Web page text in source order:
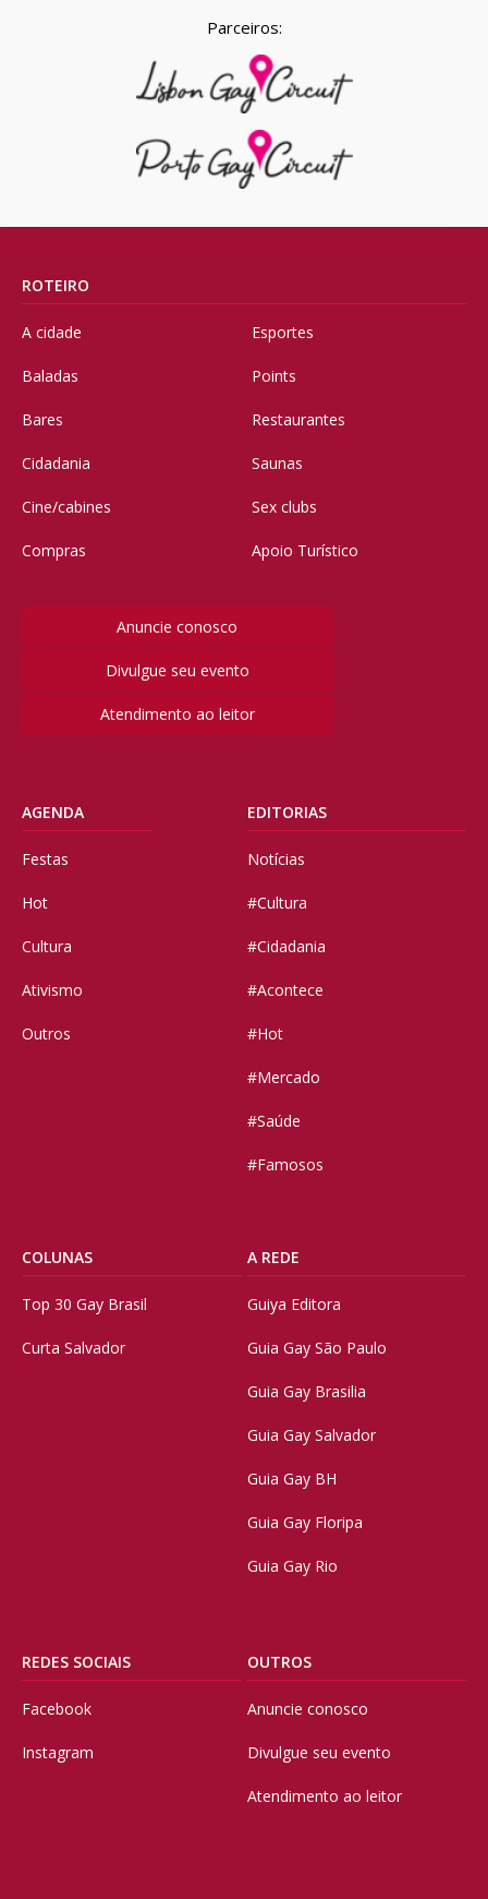
Parceiros:
ROTEIRO
A cidade
Baladas
Bares
Cidadania
Cine/cabines
Compras
Esportes
Points
Restaurantes
Saunas
Sex clubs
Apoio Turístico
Anuncie conosco
Divulgue seu evento
Atendimento ao leitor
AGENDA
Festas
Hot
Cultura
Ativismo
Outros
EDITORIAS
Notícias
#Cultura
#Cidadania
#Acontece
#Hot
#Mercado
#Saúde
#Famosos
COLUNAS
Top 30 Gay Brasil
Curta Salvador
A REDE
Guiya Editora
Guia Gay São Paulo
Guia Gay Brasilia
Guia Gay Salvador
Guia Gay BH
Guia Gay Floripa
Guia Gay Rio
REDES SOCIAIS
Facebook
Instagram
OUTROS
Anuncie conosco
Divulgue seu evento
Atendimento ao leitor